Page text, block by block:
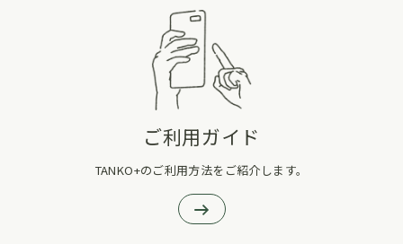
ご利用ガイド
TANKO+のご利用方法をご紹介します。